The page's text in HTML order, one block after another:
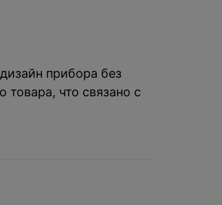
прибора без
товара, что связано с